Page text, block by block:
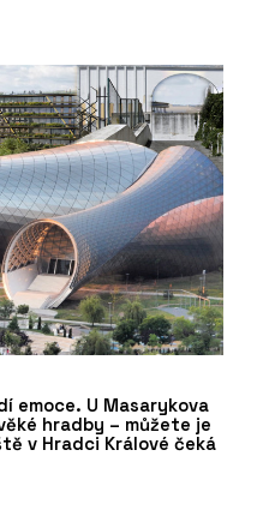
emoce. U Masarykova
hradby – můžete je
v Hradci Králové čeká